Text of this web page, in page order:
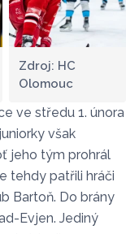
Zdroj: HC
Olomouc
ve středu 1. února
však
jeho tým prohrál
tehdy patřili hráči
Bartoň. Do brány
Evjen. Jediný